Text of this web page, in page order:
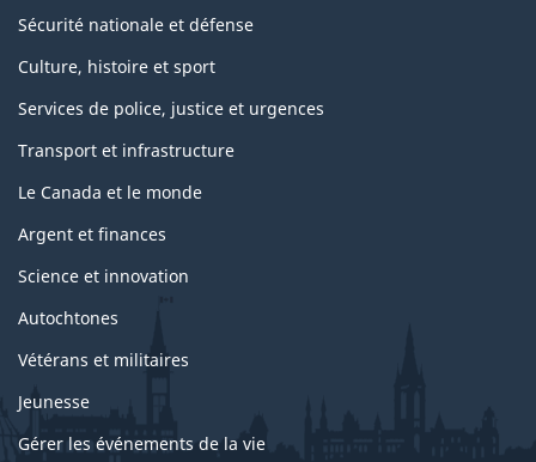
Sécurité nationale et défense
Culture, histoire et sport
Services de police, justice et urgences
Transport et infrastructure
Le Canada et le monde
Argent et finances
Science et innovation
Autochtones
Vétérans et militaires
Jeunesse
Gérer les événements de la vie